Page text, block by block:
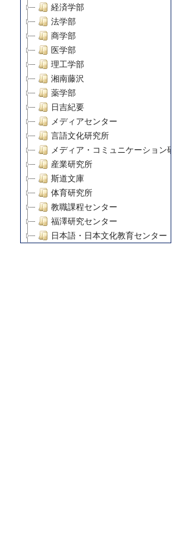
経済学部
法学部
商学部
医学部
理工学部
湘南藤沢
薬学部
日吉紀要
メディアセンター
言語文化研究所
メディア・コミュニケーション
産業研究所
斯道文庫
体育研究所
教職課程センター
福澤研究センター
日本語・日本文化教育センター
デジタルメディア・コンテンツ
博士課程教育リーディングプロ